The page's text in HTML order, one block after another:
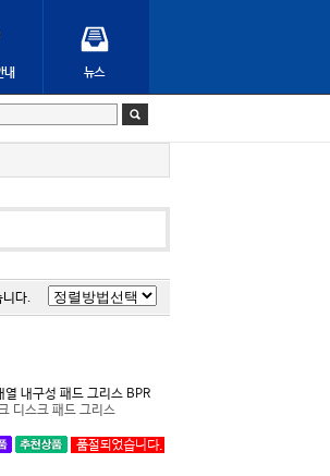
니다.
내구성 패드 그리스 BPR
디스크 패드 그리스